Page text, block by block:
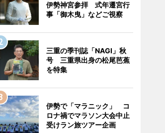
伊勢神宮参拝 式年遷宮行
事「御木曳」などご視察
三重の季刊誌「NAGI」秋
号 三重県出身の松尾芭蕉
を特集
伊勢で「マラニック」 コ
ロナ禍でマラソン大会中止
受けラン旅ツアー企画